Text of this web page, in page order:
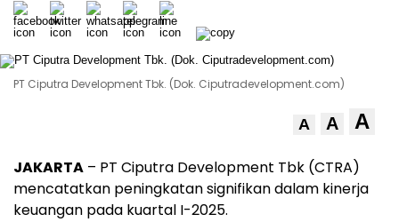
PT Ciputra Development Tbk. (Dok. Ciputradevelopment.com)
A A A
JAKARTA – PT Ciputra Development Tbk (CTRA)
mencatatkan peningkatan signifikan dalam kinerja
keuangan pada kuartal I-2025.